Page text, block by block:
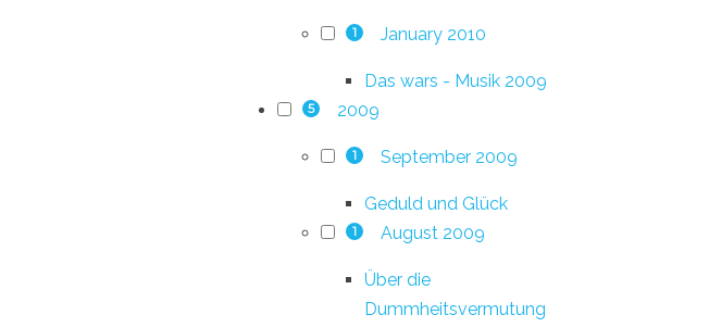
1 January 2010
Das wars - Musik 2009
5 2009
1 September 2009
Geduld und Glück
1 August 2009
Über die
Dummheitsvermutung